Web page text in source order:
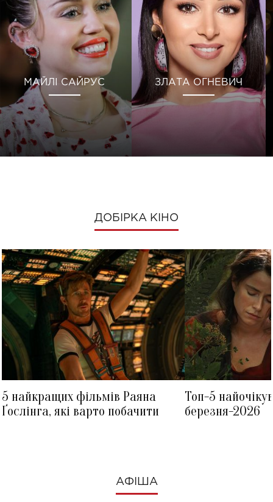
МАЙЛІ САЙРУС ЗЛАТА ОГНЕВИЧ
ДОБІРКА КІНО
5 найкращих фільмів Раяна
Ґослінга, які варто побачити
Топ-5
березня-2026
АФІША